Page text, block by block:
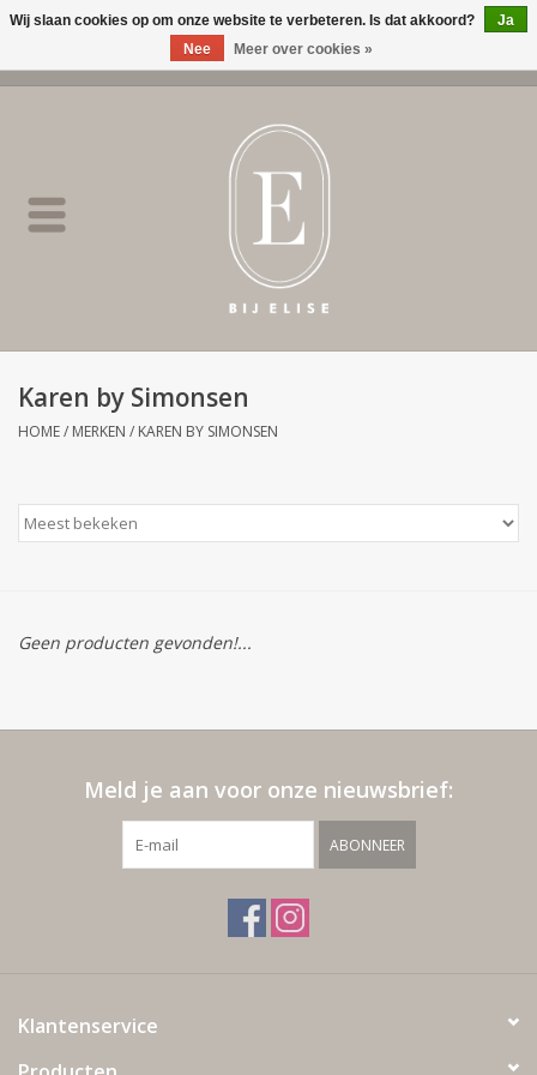
BIJ ELISE
SALE
Merken
Karen by Simonsen
HOME/ MERKEN / KAREN BY SIMONSEN
Geen producten gevonden!...
Meld je aan voor onze nieuwsbrief:
ABONNEER
Klantenservice
Wij slaan cookies op om onze website te verbeteren. Is dat akkoord?
Ja
Nee
Meer over cookies »